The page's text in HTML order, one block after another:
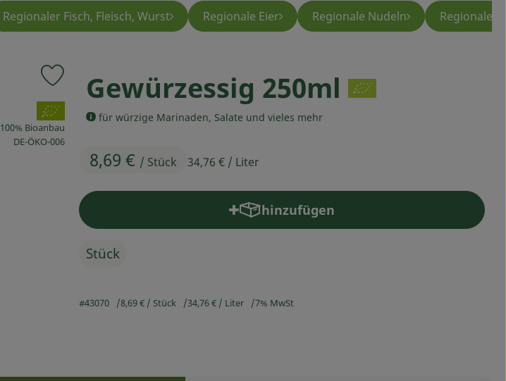
Regionaler Fisch, Fleisch, Wurst Regionale Eier Regionale Nudeln Regionale
Gewürzessig 250ml
für würzige Marinaden, Salate und vieles mehr
8,69 € / Stück 34,76 € / Liter
Produkt zu Favouriten hinzufügen
, Verband:
100% Bioanbau
, Kontrollstelle:
DE-ÖKO-006
hinzufügen
Produkt zum Warenkorb hinzufügen
Stück
#43070 8,69 € / Stück 34,76 € / Liter 7% MwSt